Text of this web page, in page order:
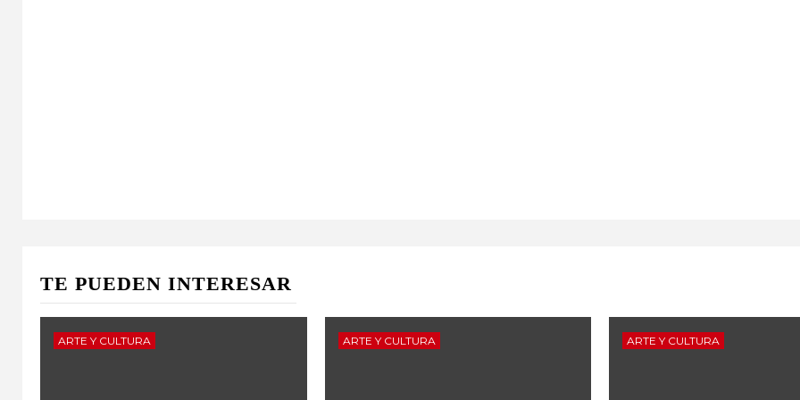
TE PUEDEN INTERESAR
ARTE Y CULTURA ARTE Y CULTURA ARTE Y CULTURA